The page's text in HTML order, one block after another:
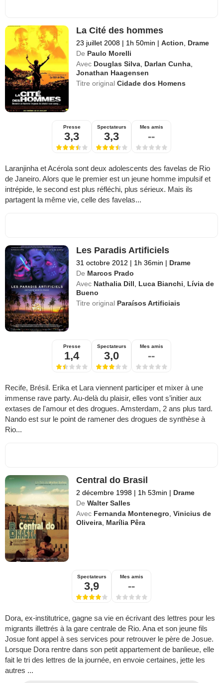
La Cité des hommes
23 juillet 2008 | 1h 50min | Action
Drame
De Paulo Morelli
Avec Douglas Silva Darlan Cunha
Jonathan Haagensen
Titre originalCidade dos Homens
Presse
3,3
Spectateurs
3,3
Mes amis
--
Laranjinha et Acérola sont deux adolescents des favelas de Rio
de Janeiro. Alors que le premier est un jeune homme impulsif et
intrépide, le second est plus réfléchi, plus sérieux. Mais ils
partagent la même vie, celle des favelas...
Les Paradis Artificiels
31 octobre 2012 | 1h 36min | Drame
De Marcos Prado
Avec Nathalia Dill Luca Bianchi
Lívia de
Bueno
Titre original Paraísos Artificiais
Presse
1,4
Spectateurs
3,0
Mes amis
--
Recife, Brésil. Erika et Lara viennent participer et mixer à une
immense rave party. Au-delà du plaisir, elles vont s’initier aux
extases de l'amour et des drogues. Amsterdam, 2 ans plus tard.
Nando est sur le point de ramener des drogues de synthèse à
Rio...
Central do Brasil
2 décembre 1998 | 1h 53min | Drame
De Walter Salles
Avec Fernanda Montenegro,Vinicius de
Oliveira, Marília Pêra
Spectateurs
3,9
Mes amis
--
Dora, ex-institutrice, gagne sa vie en écrivant des lettres pour les
migrants illettrés à la gare centrale de Rio. Ana et son jeune fils
Josue font appel à ses services pour retrouver le père de Josue.
Lorsque Dora rentre dans son petit appartement de banlieue, elle
fait le tri des lettres de la journée, en envoie certaines, jette les
autres ...